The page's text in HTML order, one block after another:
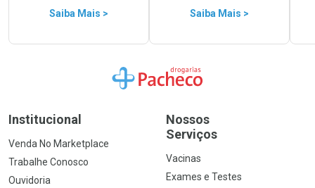
Saiba Mais > Saiba Mais >
Ir para a Home
Institucional
Venda No Marketplace
Trabalhe Conosco
Ouvidoria
Nossos
Serviços
Vacinas
Exames e Testes